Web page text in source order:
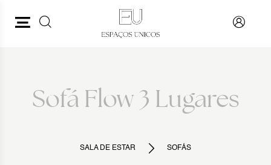
Sofá Flow 3 Lugares
SALA DE ESTAR SOFÁS
PESQUISAR